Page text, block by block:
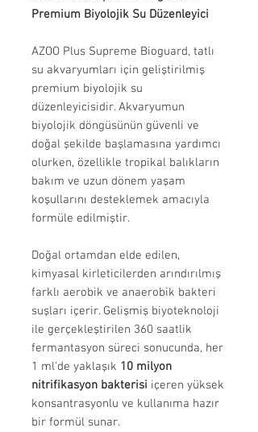
Premium Biyolojik Su Düzenleyici
AZOO Plus Supreme Bioguard, tatlı
su akvaryumları için geliştirilmiş
premium biyolojik su
düzenleyicisidir. Akvaryumun
biyolojik döngüsünün güvenli ve
doğal şekilde başlamasına yardımcı
olurken, özellikle tropikal balıkların
bakım ve uzun dönem yaşam
koşullarını desteklemek amacıyla
formüle edilmiştir.
Doğal ortamdan elde edilen,
kimyasal kirleticilerden arındırılmış
farklı aerobik ve anaerobik bakteri
suşları içerir. Gelişmiş biyoteknoloji
ile gerçekleştirilen 360 saatlik
fermantasyon süreci sonucunda, her
1 ml'de yaklaşık 10 milyon
nitrifikasyon bakterisi içeren yüksek
konsantrasyonlu ve kullanıma hazır
bir formül sunar.